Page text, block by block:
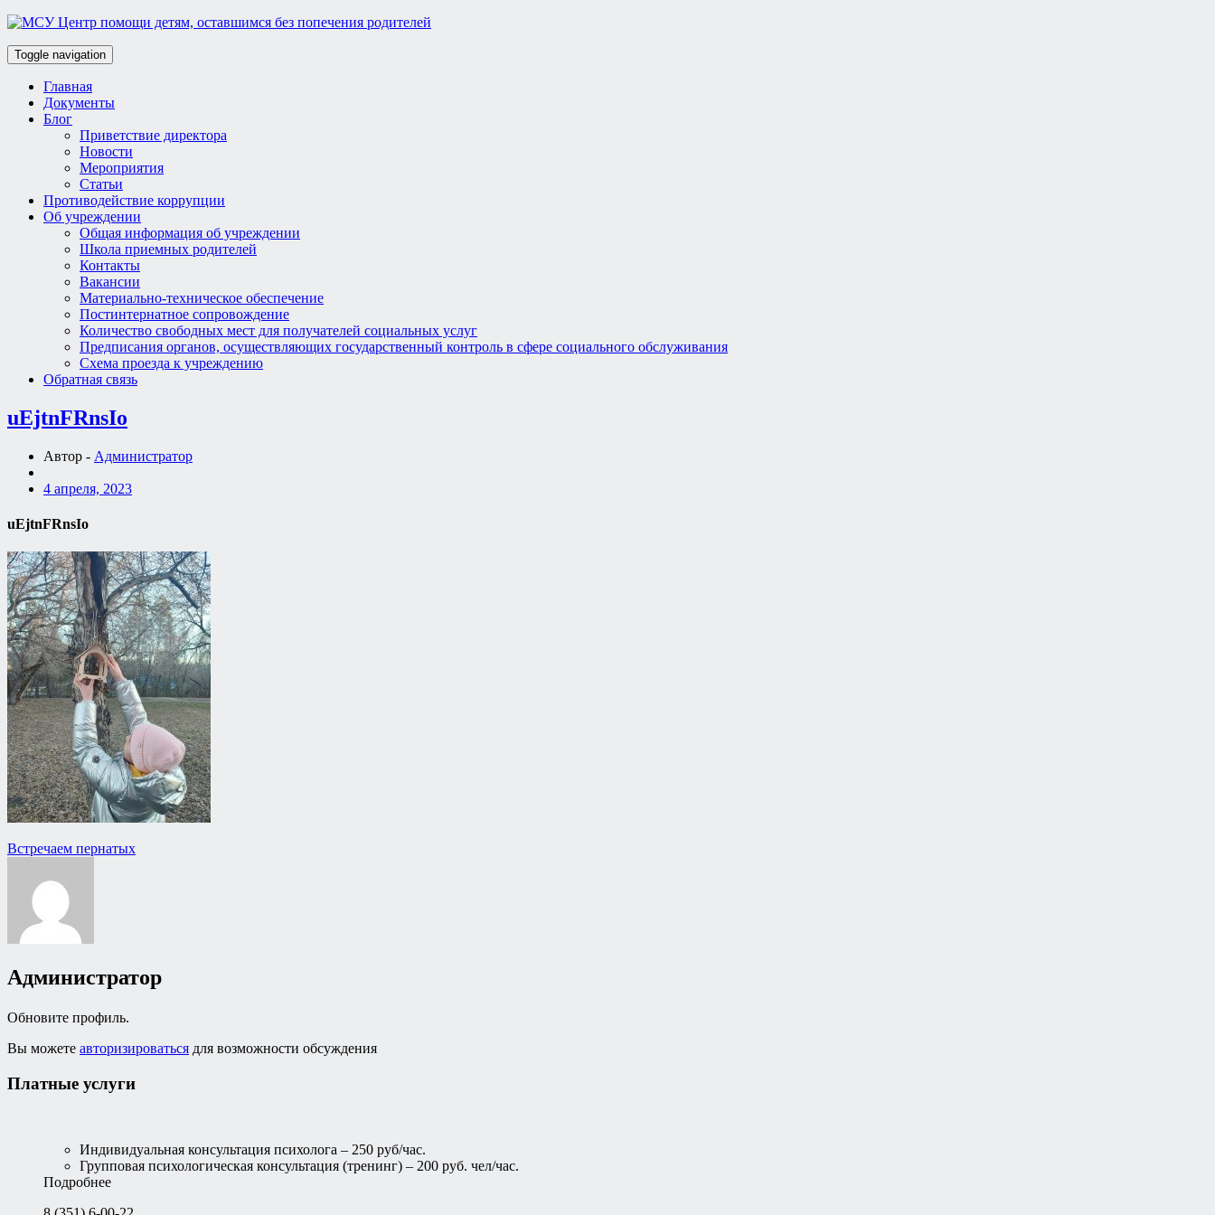
Toggle navigation
Главная
Документы
Блог
Приветствие директора
Новости
Мероприятия
Статьи
Противодействие коррупции
Об учреждении
Общая информация об учреждении
Школа приемных родителей
Контакты
Вакансии
Материально-техническое обеспечение
Постинтернатное сопровождение
Количество свободных мест для получателей социальных услуг
Предписания органов, осуществляющих государственный контроль в сфере социального обслуживания
Схема проезда к учреждению
Обратная связь
uEjtnFRnsIo
Автор - Администратор
4 апреля, 2023
uEjtnFRnsIo
Навигация
записям
Встречаем пернатых
Администратор
Обновите профиль.
Вы можете авторизироваться для возможности обсуждения
Платные услуги
Индивидуальная консультация психолога – 250 руб/час.
Групповая психологическая консультация (тренинг) – 200 руб. чел/час.
Подробнее